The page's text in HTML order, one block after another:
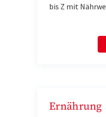
bis Z mit
Ernährung